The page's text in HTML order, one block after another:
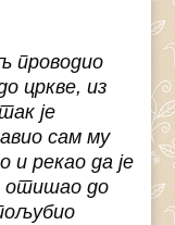
проводио
цркве, из
је
сам му
и рекао да је
отишао до